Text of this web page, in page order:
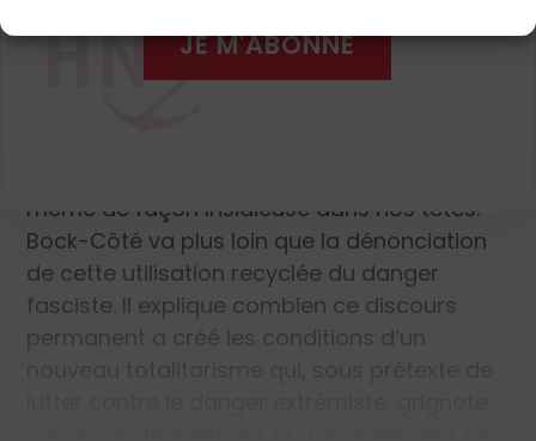
le coup sur le « montage » à
l’œuvre : l’extrême droite serait présente
même de façon insidieuse dans nos têtes.
Bock-Côté va plus loin que la dénonciation
de cette utilisation recyclée du danger
fasciste. Il explique combien ce discours
permanent a créé les conditions d’un
JE M'ABONNE